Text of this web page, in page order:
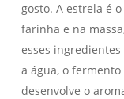
gosto. A estrela é o
farinha e na
esses
a água, o
desenvolve o